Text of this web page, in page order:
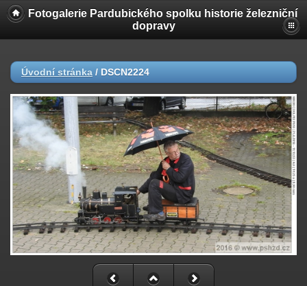
Fotogalerie Pardubického spolku historie železniční
dopravy
Úvodní stránka / DSCN2224